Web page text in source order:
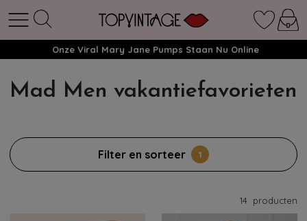
Onze Viral Mary Jane Pumps Staan Nu Online
Mad Men vakantiefavorieten
Filter en sorteer 1
14 producten